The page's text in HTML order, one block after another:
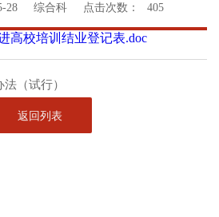
28 综合科 点击次数： 405
高校培训结业登记表.doc
（试行）
返回列表